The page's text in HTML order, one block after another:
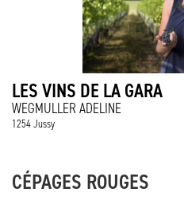
LES VINS DE LA GARA
WEGMULLER ADELINE
1254 Jussy
CÉPAGES ROUGES